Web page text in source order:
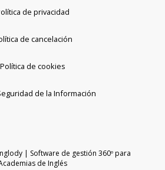
| Software de gestión 360º para
de Inglés
de privacidad
de cancelación
Política de cookies
de la Información